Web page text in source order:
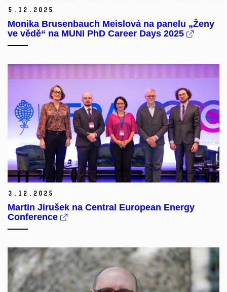
5. 12. 2025
Monika Brusenbauch Meislová na panelu „Ženy
ve vědě“ na MUNI PhD Career Days 2025
3. 12. 2025
Martin Jirušek na Central European Energy
Conference